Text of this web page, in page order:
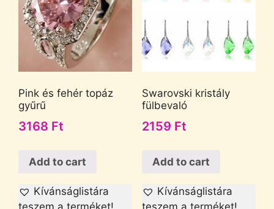
Pink és fehér topáz
gyűrű
3168 Ft
Add to cart
Kívánságlistára
Swarovski kristály
fülbevaló
2159 Ft
Add to cart
Kívánságlistára